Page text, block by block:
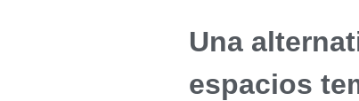
Una
espacios